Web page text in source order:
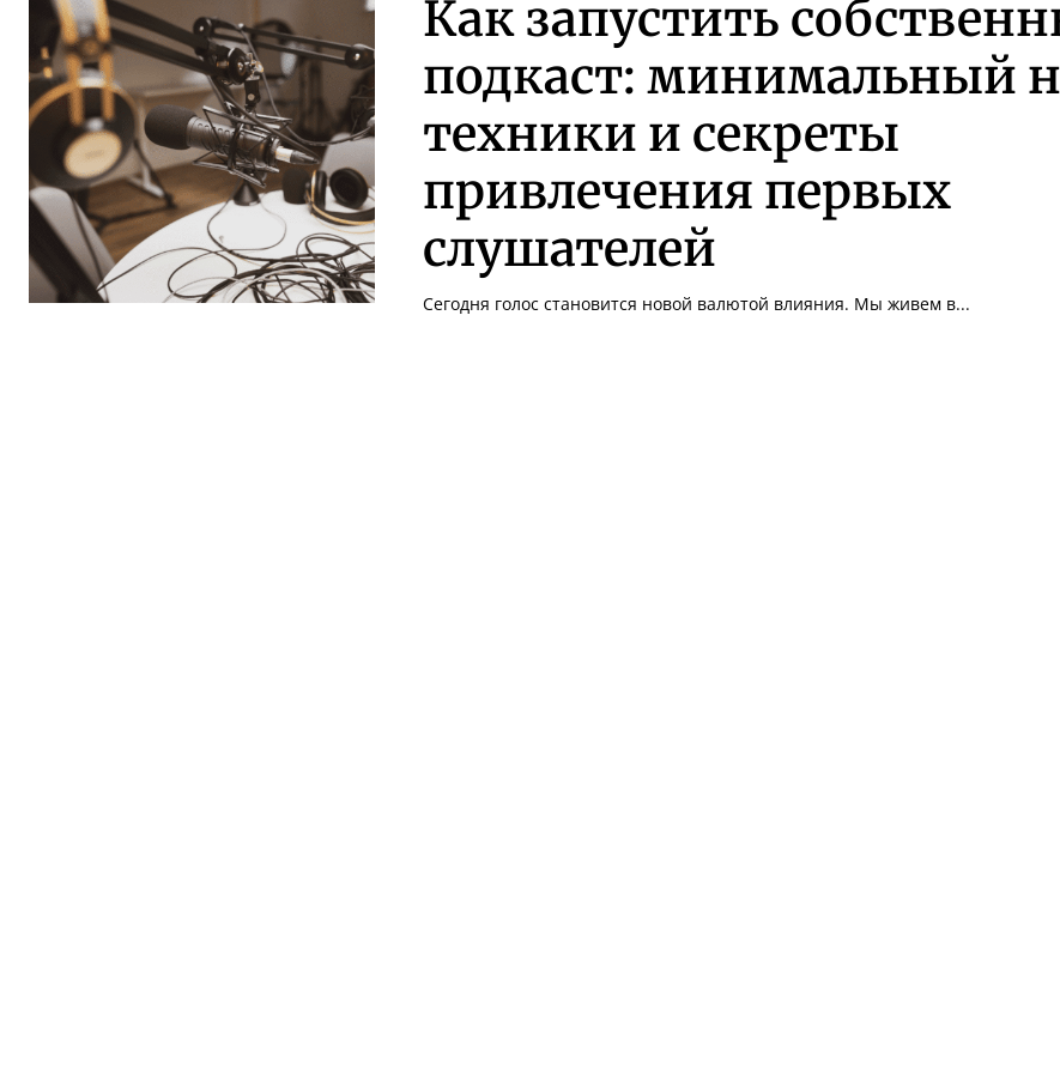
Как запустить
подкаст: минимальный
техники и секреты
привлечения первых
слушателей
Сегодня голос становится новой валютой влияния. Мы живем в...